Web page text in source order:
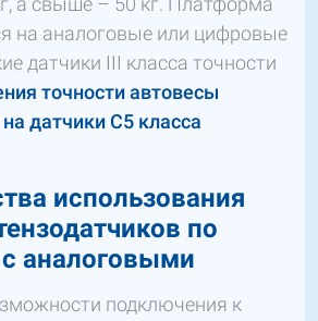
на аналоговые или цифровые
датчики III класса точности
точности автовесы
датчики С5 класса
использования
по
аналоговыми
подключения к